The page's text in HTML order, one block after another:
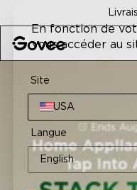
En fonction de
vous accéder au
Site
USA
Langue
English